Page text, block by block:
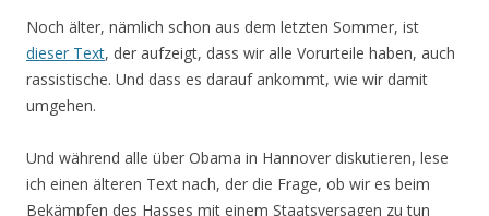
Noch älter, nämlich schon aus dem letzten Sommer, ist
dieser Text, der aufzeigt, dass wir alle Vorurteile haben, auch
rassistische. Und dass es darauf ankommt, wie wir damit
umgehen.
Und während alle über Obama in Hannover diskutieren, lese
ich einen älteren Text nach, der die Frage, ob wir es beim
Bekämpfen des Hasses mit einem Staatsversagen zu tun